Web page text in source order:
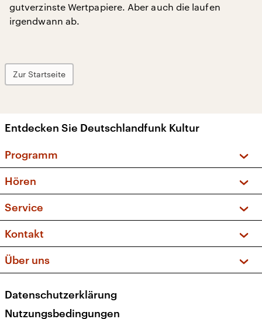
gutverzinste Wertpapiere. Aber auch die laufen
irgendwann ab.
Zur Startseite
Entdecken Sie Deutschlandfunk Kultur
Programm
Sendungen und Podcasts
Musikliste
Kakadu – Das Kinderprogramm
Hören
Frequenzen (UKW + DAB+)
Service
FAQ
Apps
Newsletter
Veranstaltungen
Kontakt
Social Media
Über uns
Presse
Datenschutzerklärung
Nutzungsbedingungen